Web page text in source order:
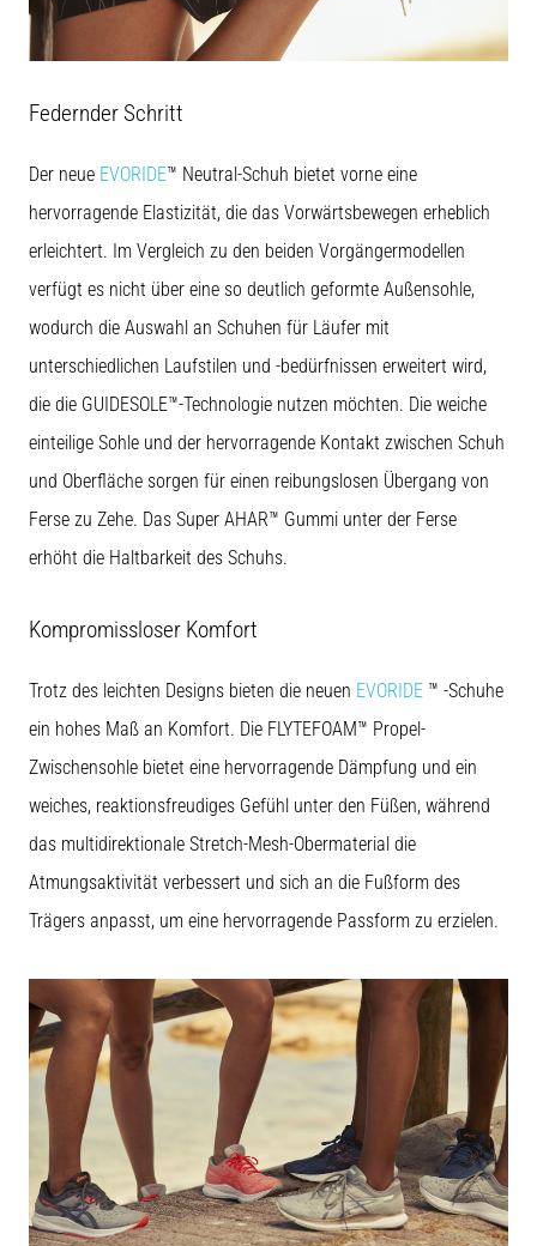
Laufen
unter
stechenden
Eine
häufigsten
ist
die…
Alle
Artikel
anzeigen
Federnder Schritt
Der neue EVORIDE™ Neutral-Schuh bietet vorne eine
hervorragende Elastizität, die das Vorwärtsbewegen erheblich
erleichtert. Im Vergleich zu den beiden Vorgängermodellen
verfügt es nicht über eine so deutlich geformte Außensohle,
wodurch die Auswahl an Schuhen für Läufer mit
unterschiedlichen Laufstilen und -bedürfnissen erweitert wird,
die die GUIDESOLE™-Technologie nutzen möchten. Die weiche
einteilige Sohle und der hervorragende Kontakt zwischen Schuh
und Oberfläche sorgen für einen reibungslosen Übergang von
Ferse zu Zehe. Das Super AHAR™ Gummi unter der Ferse
erhöht die Haltbarkeit des Schuhs.
Kompromissloser Komfort
Trotz des leichten Designs bieten die neuen EVORIDE ™ -Schuhe
ein hohes Maß an Komfort. Die FLYTEFOAM™ Propel-
Zwischensohle bietet eine hervorragende Dämpfung und ein
weiches, reaktionsfreudiges Gefühl unter den Füßen, während
das multidirektionale Stretch-Mesh-Obermaterial die
Atmungsaktivität verbessert und sich an die Fußform des
Trägers anpasst, um eine hervorragende Passform zu erzielen.